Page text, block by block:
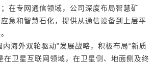
在专网通信领域，公司深度布局智慧矿
急和智慧石化，提供从通信设备到上层平
内海外双轮驱动”发展战略，积极布局“新质
在卫星互联网领域，在卫星侧、地面侧及终